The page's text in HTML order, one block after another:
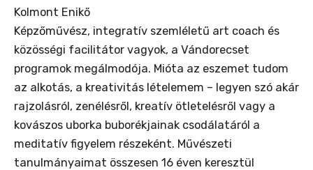
Kolmont Enikő
Képzőművész, integratív szemléletű art coach és
közösségi facilitátor vagyok, a Vándorecset
programok megálmodója. Mióta az eszemet tudom
az alkotás, a kreativitás lételemem – legyen szó akár
rajzolásról, zenélésről, kreatív ötletelésről vagy a
kovászos uborka buborékjainak csodálatáról a
meditatív figyelem részeként. Művészeti
tanulmányaimat összesen 16 éven keresztül